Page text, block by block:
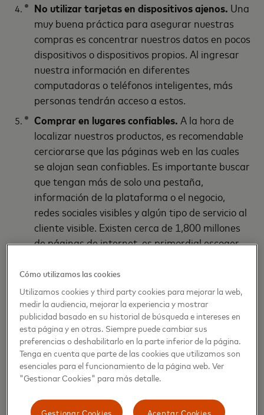
No utilizar tarjetas en dispositivos ajenos. Una
muy buena práctica para asegurar nuestras
compras es concentrar nuestros datos en pocos
dispositivos o dispositivos propios. Al ingresar
nuestra información en diferentes
computadoras o teléfonos inteligentes, más
personas tendrán acceso a estos.
Comprar en lugares confiables.A la hora de
localizar nuestros productos, es recomendable
cerciorarse que las páginas web en las cuales
se alojan sean confiables. Es importante buscar
que tengan más de solo una pestaña,
información de la plataforma o el negocio,
redes sociales visibles y algún tipo de servicio al
cliente visible. Existen cerca de 1,800 millones
de páginas de internet, es primordial escoger
Cuidarse de estafas en línea.
mencionado, hoy en día, existen muchas
opciones para comprar, vender y hasta invertir
en línea. Por eso, es importante saber
reconocer cuando se trata de una opción
fidedigna y cuando no. Para más información
sobre cómo prevenir este tipo de estafas y
sistemas de inversión piramidales, no duden en
revisar estevideode Cuentas Claras.
Cómo utilizamos las cookies
Utilizamos cookies y third party cookies para mejorar la web,
medir la audiencia, mejorar la experiencia y mostrar
publicidad basado en su historial de búsqueda e intereses en
esta página y en otras. Siempre puede cambiar sus
preferencias o deshabilitarlo en la parte inferior de la página.
Tenga en cuenta que parte de las cookies que utilizamos son
esenciales para el funcionamiento de la página web. Ver
"Gestionar Cookies" para más detalle.
Aceptar Cookies
Gestionar Cookies